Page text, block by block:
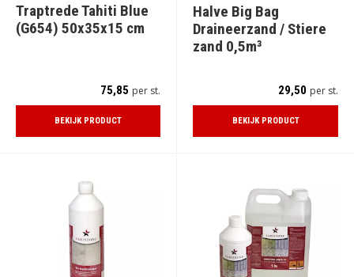
Traptrede Tahiti Blue
(G654) 50x35x15 cm
75,85 per st.
BEKIJK PRODUCT
Halve Big Bag
Draineerzand / Stiere
zand 0,5m³
29,50 per st.
BEKIJK PRODUCT